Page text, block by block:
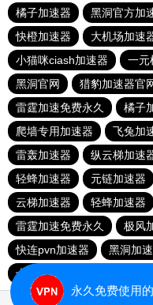
橘子加速器
黑洞官方加
快橙加速器
大机场加速
小猫咪ciash加速器
一元
黑洞官网
猎豹加速器官
雷霆加速免费永久
橘子
爬墙专用加速器
飞兔加
雷轰加速器
纵云梯加速
轻蜂加速器
元链加速器
云梯加速器
轻蜂加速器
雷霆加速免费永久
极风
快连pvn加速器
黑洞加
十大免费网络加速神器
永久免费使用